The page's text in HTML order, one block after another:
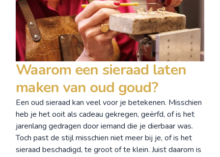
Waarom een sieraad laten
maken van oud goud?
Een oud sieraad kan veel voor je betekenen. Misschien
heb je het ooit als cadeau gekregen, geërfd, of is het
jarenlang gedragen door iemand die je dierbaar was.
Toch past de stijl misschien niet meer bij je, of is het
sieraad beschadigd, te groot of te klein. Juist daarom is